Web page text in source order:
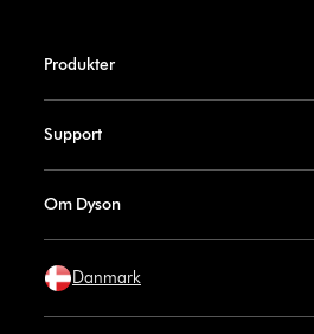
Produkter
Support
Om Dyson
Danmark